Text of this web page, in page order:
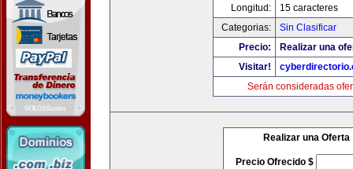
Longitud:
15 caracteres
Categorias:
Sin Clasificar
Precio:
Realizar una
Visitar!
Serán consideradas
Realizar una Oferta
Precio Ofrecido $